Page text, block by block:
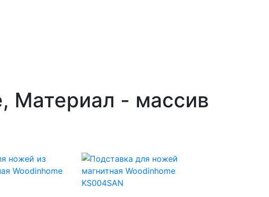
Материал - массив